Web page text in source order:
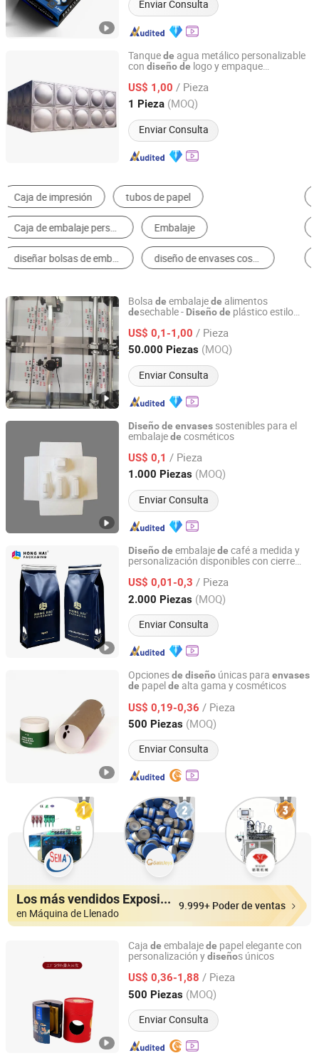
Enviar Consulta
Tanquede agua metálico personalizable
con diseñode logo y empaque
US$ 1,00 / Pieza
1 Pieza (MOQ)
Enviar Consulta
Suzhou TERA NP Group Co.,Ltd
Jiangsu, China Desde 2024
Máquina de Embalaje de Multifunción Cajas de Embalaje
Latas y Tarros de Embalaje Máquina de Llenado
Casa Contenedor Paneles de Pared
Bolsa de embalajede alimentos
desechable - Diseñode plástico estilo
US$ 0,1-1,00 / Pieza
50.000 Piezas (MOQ)
Enviar Consulta
Shenyang Zhonghe Plastic Packaging Products Co., Ltd.
Liaoning, China Desde 2024
Diseñode envasessostenibles para el
embalajede cosméticos
US$ 0,1 / Pieza
1.000 Piezas (MOQ)
Enviar Consulta
Shanxi Beizhu Radiator Trade Co., Ltd.
Shanxi, China Desde 2022
Diseñode embalajede café a medida y
personalización disponibles con cierre
US$ 0,01-0,3 / Pieza
2.000 Piezas (MOQ)
Enviar Consulta
Beijing Honghai Packaging Co., Ltd.
Beijing, China Desde 2025
Opcionesde diseño únicas para envases
de papelde alta gama y cosméticos
US$ 0,19-0,36 / Pieza
500 Piezas (MOQ)
Enviar Consulta
Dongguan Bailuo Gift Box Packaging CO.,LTD
Guangdong, China Desde 2025
Los más vendidos Expositores
en Máquina de Llenado
9.999+ Poder de ventas
Caja de embalajede papel elegante con
personalización ydiseños únicos
US$ 0,36-1,88 / Pieza
500 Piezas (MOQ)
Enviar Consulta
Dongguan Bailuo Gift Box Packaging CO.,LTD
Desde 2025